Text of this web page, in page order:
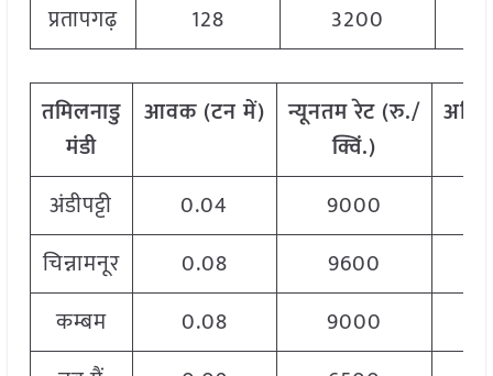
प्रतापगढ़
128 3200
तमिलनाडु
मंडी
आवक (टनमें) न्यूनतमरेट (रु./
क्विं.)
अंडीपट्टी 0.04
9000
चिन्नामनूर
0.08
9600
कम्बम
0.08 9000